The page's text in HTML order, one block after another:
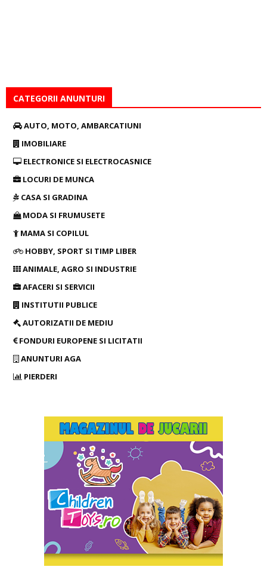
CATEGORII ANUNTURI
AUTO, MOTO, AMBARCATIUNI
IMOBILIARE
ELECTRONICE SI ELECTROCASNICE
LOCURI DE MUNCA
CASA SI GRADINA
MODA SI FRUMUSETE
MAMA SI COPILUL
HOBBY, SPORT SI TIMP LIBER
ANIMALE, AGRO SI INDUSTRIE
AFACERI SI SERVICII
INSTITUTII PUBLICE
AUTORIZATII DE MEDIU
FONDURI EUROPENE SI LICITATII
ANUNTURI AGA
PIERDERI